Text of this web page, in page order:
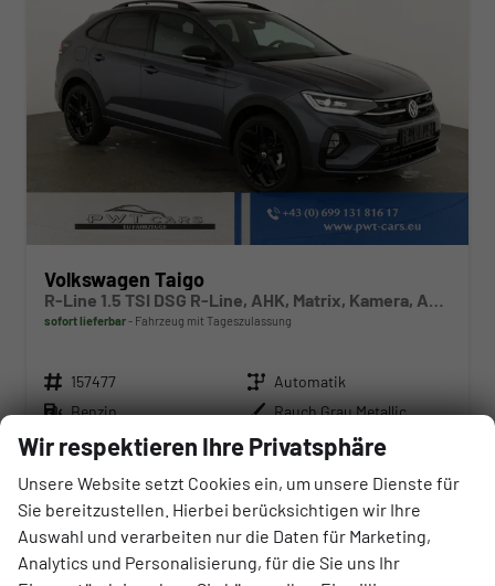
Volkswagen Taigo
R-Line 1.5 TSI DSG R-Line, AHK, Matrix, Kamera, ACC, Winter, 4 J.-Garantie
sofort lieferbar Fahrzeug mit Tageszulassung
Fahrzeugnr. 157477 Getriebe Automatik
Kraftstoff Benzin Außenfarbe Rauch Grau Metallic
Leistung 110 kW (150 PS) Kilometerstand 10 km
33.550,– €
UVP:
42.960,– €
incl. 20% MwSt.
Wir rufen Sie anAngebot drucken (PDF)
Fahrzeug parken
Wir respektieren Ihre Privatsphäre
Unsere Website setzt Cookies ein, um unsere Dienste für
Sie bereitzustellen. Hierbei berücksichtigen wir Ihre
Auswahl und verarbeiten nur die Daten für Marketing,
Analytics und Personalisierung, für die Sie uns Ihr